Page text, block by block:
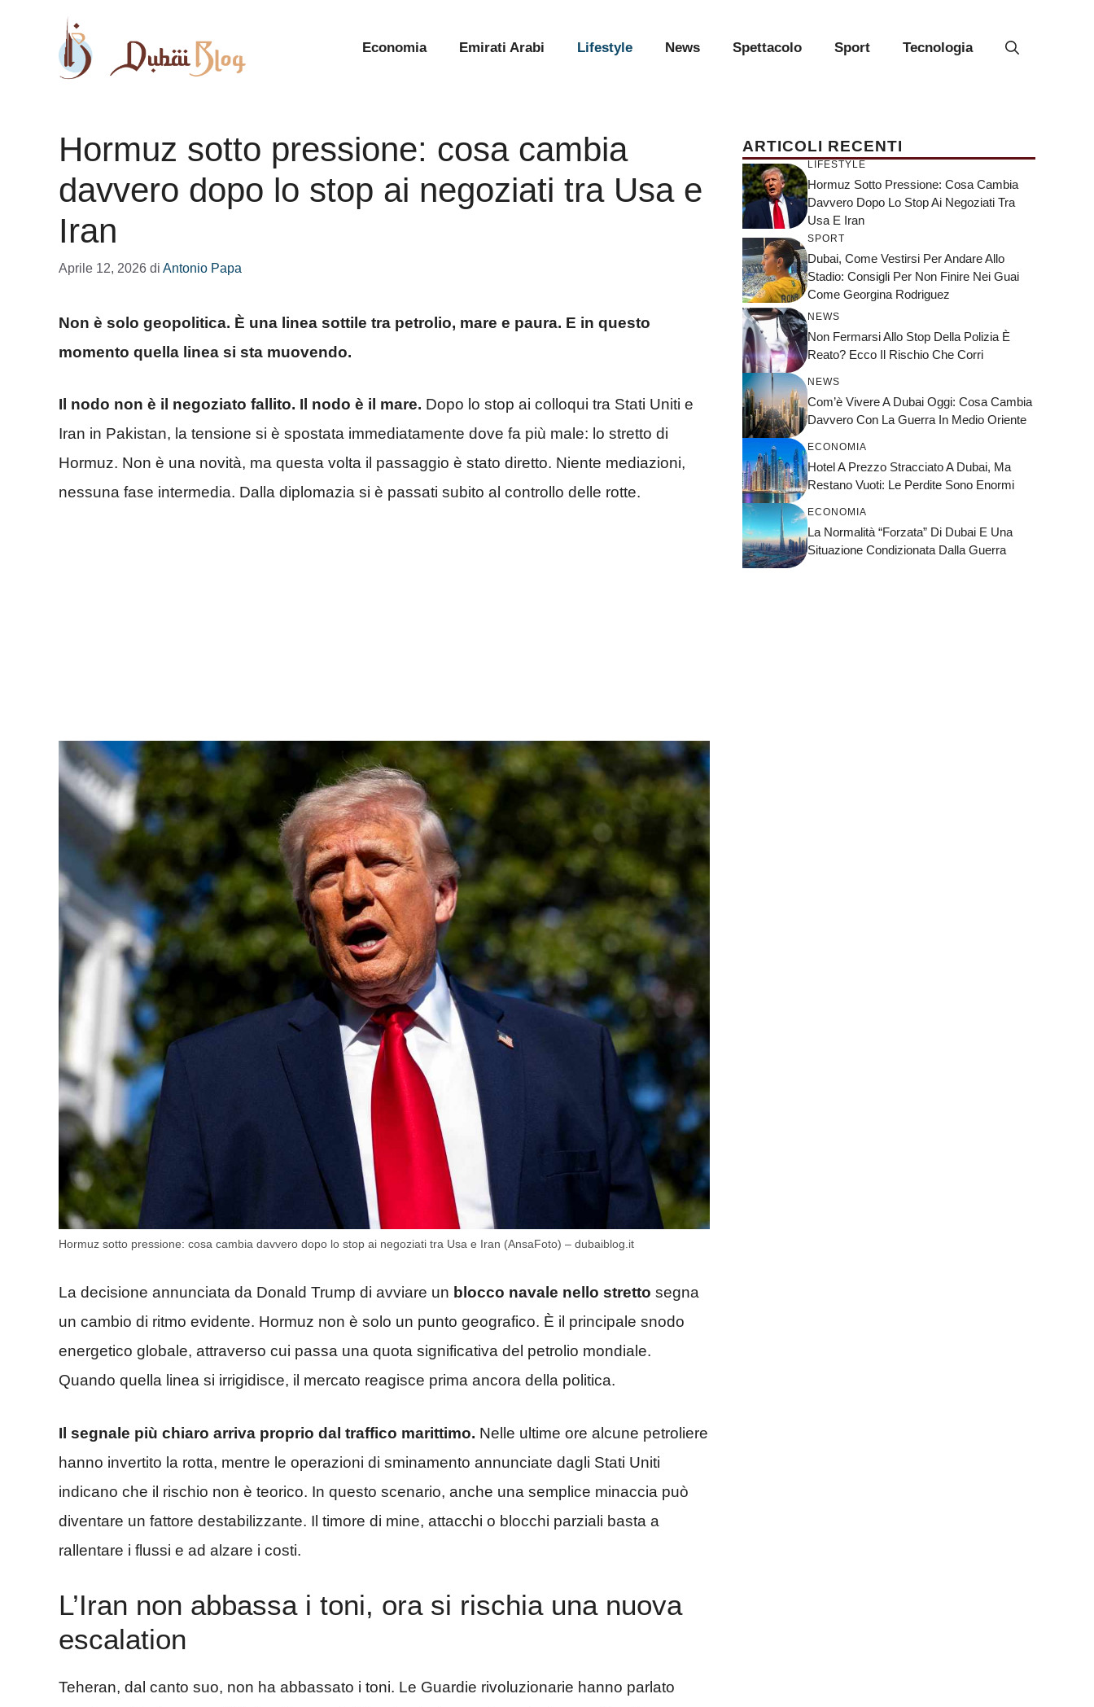
contenuto
Economia Emirati Arabi Lifestyle News Spettacolo Sport Tecnologia
Hormuz sotto pressione: cosa cambia
davvero dopo lo stop ai negoziati tra Usa e
Iran
Aprile 12, 2026 di Antonio Papa
Non è solo geopolitica. È una linea sottile tra petrolio, mare e paura. E in questo
momento quella linea si sta muovendo.
Il nodo non è il negoziato fallito. Il nodo è il mare. Dopo lo stop ai colloqui tra Stati Uniti e
Iran in Pakistan, la tensione si è spostata immediatamente dove fa più male: lo stretto di
Hormuz. Non è una novità, ma questa volta il passaggio è stato diretto. Niente mediazioni,
nessuna fase intermedia. Dalla diplomazia si è passati subito al controllo delle rotte.
Hormuz sotto pressione: cosa cambia davvero dopo lo stop ai negoziati tra Usa e Iran (AnsaFoto) – dubaiblog.it
La decisione annunciata da Donald Trump di avviare un blocco navale nello stretto segna
un cambio di ritmo evidente. Hormuz non è solo un punto geografico. È il principale snodo
energetico globale, attraverso cui passa una quota significativa del petrolio mondiale.
Quando quella linea si irrigidisce, il mercato reagisce prima ancora della politica.
Il segnale più chiaro arriva proprio dal traffico marittimo. Nelle ultime ore alcune petroliere
hanno invertito la rotta, mentre le operazioni di sminamento annunciate dagli Stati Uniti
indicano che il rischio non è teorico. In questo scenario, anche una semplice minaccia può
diventare un fattore destabilizzante. Il timore di mine, attacchi o blocchi parziali basta a
rallentare i flussi e ad alzare i costi.
L’Iran non abbassa i toni, ora si rischia una nuova
escalation
Teheran, dal canto suo, non ha abbassato i toni. Le Guardie rivoluzionarie hanno parlato
ARTICOLI RECENTI
LIFESTYLE
Hormuz Sotto Pressione: Cosa Cambia
Davvero Dopo Lo Stop Ai Negoziati Tra
Usa E Iran
SPORT
Dubai, Come Vestirsi Per Andare Allo
Stadio: Consigli Per Non Finire Nei Guai
Come Georgina Rodriguez
NEWS
Non Fermarsi Allo Stop Della Polizia È
Reato? Ecco Il Rischio Che Corri
NEWS
Com’è Vivere A Dubai Oggi: Cosa Cambia
Davvero Con La Guerra In Medio Oriente
ECONOMIA
Hotel A Prezzo Stracciato A Dubai, Ma
Restano Vuoti: Le Perdite Sono Enormi
ECONOMIA
La Normalità “forzata” Di Dubai E Una
Situazione Condizionata Dalla Guerra